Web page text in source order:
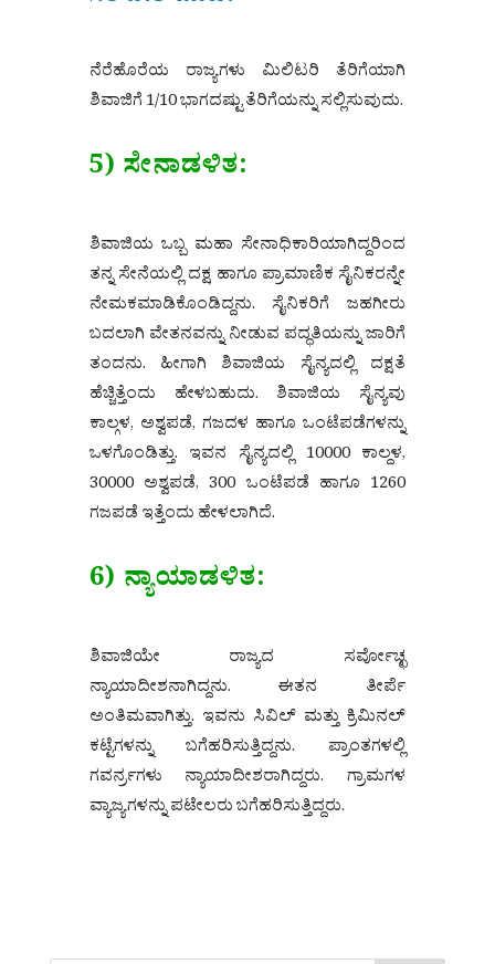
ನೆರೆಹೊರೆಯ ರಾಜ್ಯಗಳು ಮಿಲಿಟರಿ ತೆರಿಗೆಯಾಗಿ
ಶಿವಾಜಿಗೆ 1/10 ಭಾಗದಷ್ಟು ತೆರಿಗೆಯನ್ನು ಸಲ್ಲಿಸುವುದು.
5) ಸೇನಾಡಳಿತ:
ಶಿವಾಜಿಯ ಒಬ್ಬ ಮಹಾ ಸೇನಾಧಿಕಾರಿಯಾಗಿದ್ದರಿಂದ
ತನ್ನ ಸೇನೆಯಲ್ಲಿ ದಕ್ಷ ಹಾಗೂ ಪ್ರಾಮಾಣಿಕ ಸೈನಿಕರನ್ನೇ
ನೇಮಕಮಾಡಿಕೊಂಡಿದ್ದನು. ಸೈನಿಕರಿಗೆ ಜಹಗೀರು
ಬದಲಾಗಿ ವೇತನವನ್ನು ನೀಡುವ ಪದ್ಧತಿಯನ್ನು ಜಾರಿಗೆ
ತಂದನು. ಹೀಗಾಗಿ ಶಿವಾಜಿಯ ಸೈನ್ಯದಲ್ಲಿ ದಕ್ಷತೆ
ಹೆಚ್ಚಿತ್ತೆಂದು ಹೇಳಬಹುದು. ಶಿವಾಜಿಯ ಸೈನ್ಯವು
ಕಾಲ್ಗಳ, ಅಶ್ವಪಡೆ, ಗಜದಳ ಹಾಗೂ ಒಂಟೆಪಡೆಗಳನ್ನು
ಒಳಗೊಂಡಿತ್ತು. ಇವನ ಸೈನ್ಯದಲ್ಲಿ 10000 ಕಾಲ್ದಳ,
30000 ಅಶ್ವಪಡೆ, 300 ಒಂಟೆಪಡೆ ಹಾಗೂ 1260
ಗಜಪಡೆ ಇತ್ತೆಂದು ಹೇಳಲಾಗಿದೆ.
6) ನ್ಯಾಯಾಡಳಿತ:
ಶಿವಾಜಿಯೇ ರಾಜ್ಯದ ಸರ್ವೋಚ್ಛ
ನ್ಯಾಯಾದೀಶನಾಗಿದ್ದನು. ಈತನ ತೀರ್ಪೆ
ಅಂತಿಮವಾಗಿತ್ತು. ಇವನು ಸಿವಿಲ್ ಮತ್ತು ಕ್ರಿಮಿನಲ್
ಕಟ್ಟೆಗಳನ್ನು ಬಗೆಹರಿಸುತ್ತಿದ್ದನು. ಪ್ರಾಂತಗಳಲ್ಲಿ
ಗವರ್ನ‌್ರಗಳು ನ್ಯಾಯಾದೀಶರಾಗಿದ್ದರು. ಗ್ರಾಮಗಳ
ವ್ಯಾಜ್ಯಗಳನ್ನು ಪಟೇಲರು ಬಗೆಹರಿಸುತ್ತಿದ್ದರು.